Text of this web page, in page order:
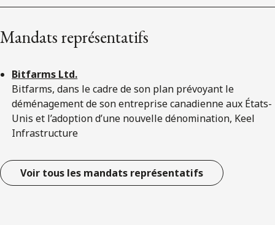
Mandats représentatifs
Bitfarms Ltd.
Bitfarms, dans le cadre de son plan prévoyant le
déménagement de son entreprise canadienne aux États-
Unis et l’adoption d’une nouvelle dénomination, Keel
Infrastructure
Voir tous les mandats représentatifs